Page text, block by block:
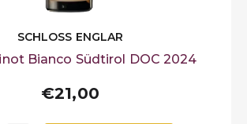
SCHLOSS ENGLAR
Bianco Südtirol DOC 2024
€21,00